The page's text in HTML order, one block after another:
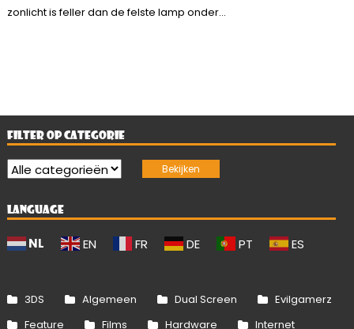
zonlicht is feller dan de felste lamp onder...
FILTER OP CATEGORIE
LANGUAGE
NL EN FR DE PT ES
3DS Algemeen Dual Screen
Evilgamerz
Feature
Films Hardware Internet